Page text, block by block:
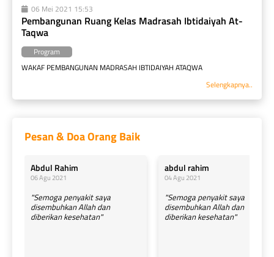
06 Mei 2021 15:53
Pembangunan Ruang Kelas Madrasah Ibtidaiyah At-
Taqwa
Program
WAKAF PEMBANGUNAN MADRASAH IBTIDAIYAH ATAQWA
Selengkapnya..
Pesan & Doa Orang Baik
Abdul Rahim
06 Agu 2021
"Semoga penyakit saya
disembuhkan Allah dan
diberikan kesehatan"
abdul rahim
04 Agu 2021
"Semoga penyakit saya
disembuhkan Allah dan
diberikan kesehatan"